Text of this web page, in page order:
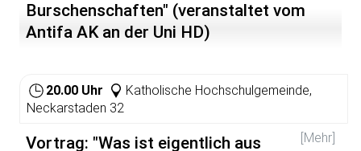
Burschenschaften" (veranstaltet vom
Antifa AK an der Uni HD)
20.00 Uhr
Katholische Hochschulgemeinde,
Neckarstaden 32
[Mehr]
Vortrag: "Was ist eigentlich aus